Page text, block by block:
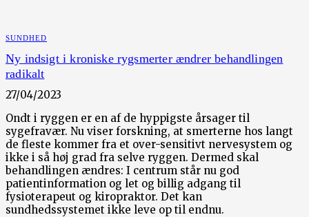
SUNDHED
Ny indsigt i kroniske rygsmerter ændrer behandlingen
radikalt
27/04/2023
Ondt i ryggen er en af de hyppigste årsager til
sygefravær. Nu viser forskning, at smerterne hos langt
de fleste kommer fra et over-sensitivt nervesystem og
ikke i så høj grad fra selve ryggen. Dermed skal
behandlingen ændres: I centrum står nu god
patientinformation og let og billig adgang til
fysioterapeut og kiropraktor. Det kan
sundhedssystemet ikke leve op til endnu.